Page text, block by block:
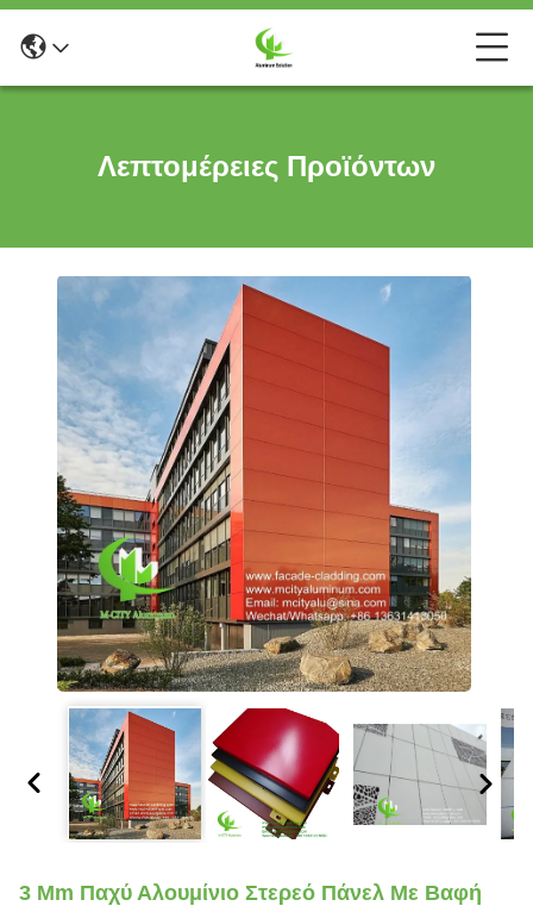
Λεπτομέρειες Προϊόντων
3 Mm Παχύ Αλουμίνιο Στερεό Πάνελ Με Βαφή